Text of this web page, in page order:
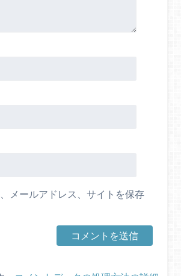
メールアドレス、サイトを保存